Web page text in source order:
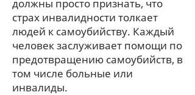
должны просто признать, что
страх инвалидности толкает
людей к самоубийству. Каждый
человек заслуживает помощи по
предотвращению самоубийств, в
том числе больные или
инвалиды.